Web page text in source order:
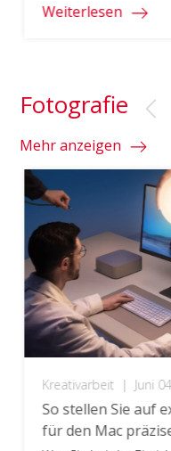
Weiterlesen
Fotografie
Mehr anzeigen
Kreativarbeit | Juni
So stellen Sie auf
für den Mac